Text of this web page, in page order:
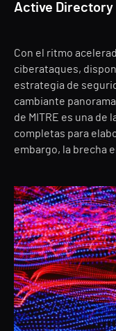
Active Directory
Con el ritmo
ciberataques,
estrategia de
cambiante
de MITRE es una de
completas para
embargo, la brecha